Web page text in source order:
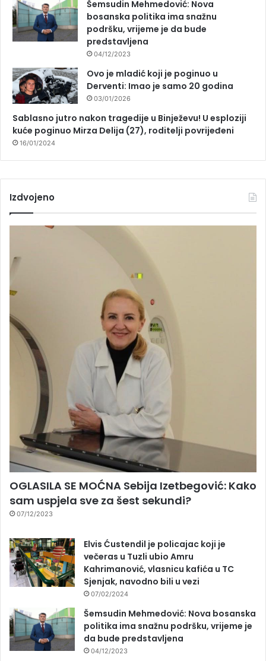
Šemsudin Mehmedović: Nova
bosanska politika ima snažnu
podršku, vrijeme je da bude
predstavljena
04/12/2023
Ovo je mladić koji je poginuo u
Derventi: Imao je samo 20 godina
03/01/2026
Sablasno jutro nakon tragedije u Binježevu! U esploziji
kuće poginuo Mirza Delija (27), roditelji povrijeđeni
16/01/2024
Izdvojeno
OGLASILA SE MOĆNA Sebija Izetbegović: Kako
sam uspjela sve za šest sekundi?
07/12/2023
Elvis Ćustendil je policajac koji je
večeras u Tuzli ubio Amru
Kahrimanović, vlasnicu kafića u TC
Sjenjak, navodno bili u vezi
07/02/2024
Šemsudin Mehmedović: Nova bosanska
politika ima snažnu podršku, vrijeme je
da bude predstavljena
04/12/2023